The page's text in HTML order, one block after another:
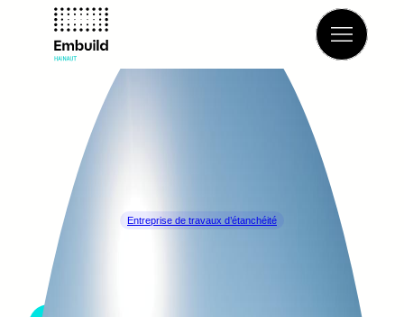
Entreprise de travaux d’étanchéité